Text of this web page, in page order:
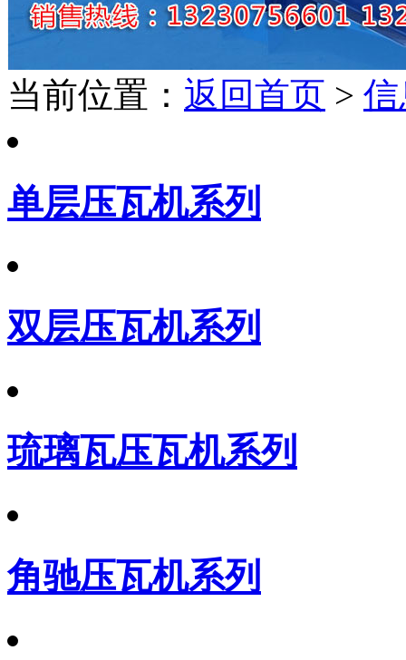
当前位置： 返回首页 >
单层压瓦机系列
双层压瓦机系列
琉璃瓦压瓦机系列
角驰压瓦机系列